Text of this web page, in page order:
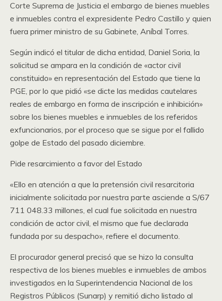
Corte Suprema de Justicia el embargo de bienes muebles
e inmuebles contra el expresidente Pedro Castillo y quien
fuera primer ministro de su Gabinete, Aníbal Torres.
Según indicó el titular de dicha entidad, Daniel Soria, la
solicitud se ampara en la condición de «actor civil
constituido» en representación del Estado que tiene la
PGE, por lo que pidió «se dicte las medidas cautelares
reales de embargo en forma de inscripción e inhibición»
sobre los bienes muebles e inmuebles de los referidos
exfuncionarios, por el proceso que se sigue por el fallido
golpe de Estado del pasado diciembre.
Pide resarcimiento a favor del Estado
«Ello en atención a que la pretensión civil resarcitoria
inicialmente solicitada por nuestra parte asciende a S/67
711 048.33 millones, el cual fue solicitada en nuestra
condición de actor civil, el mismo que fue declarada
fundada por su despacho», refiere el documento.
El procurador general precisó que se hizo la consulta
respectiva de los bienes muebles e inmuebles de ambos
investigados en la Superintendencia Nacional de los
Registros Públicos (Sunarp) y remitió dicho listado al